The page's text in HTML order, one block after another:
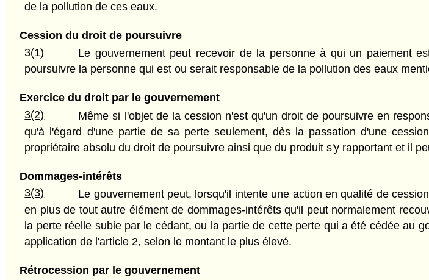
de la pollution de ces eaux.
Cession du droit de poursuivre
3(1)
Le gouvernement peut recevoir de la personne à qui un paiement
poursuivre la personne qui est ou serait responsable de la pollution des eaux
Exercice du droit par le gouvernement
3(2)
Même si l'objet de la cession n'est qu'un droit de poursuivre en
qu'à l'égard d'une partie de sa perte seulement, dès la passation d'une
propriétaire absolu du droit de poursuivre ainsi que du produit s'y rapportant et il
Dommages-intérêts
3(3)
Le gouvernement peut, lorsqu'il intente une action en qualité de
en plus de tout autre élément de dommages-intérêts qu'il peut normalement
la perte réelle subie par le cédant, ou la partie de cette perte qui a été cédée au
application de l'article 2, selon le montant le plus élevé.
Rétrocession par le gouvernement